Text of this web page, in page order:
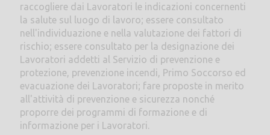
raccogliere dai Lavoratori le indicazioni concernenti
la salute sul luogo di lavoro; essere consultato
nell'individuazione e nella valutazione dei fattori di
rischio; essere consultato per la designazione dei
Lavoratori addetti al Servizio di prevenzione e
protezione, prevenzione incendi, Primo Soccorso ed
evacuazione dei Lavoratori; fare proposte in merito
all'attività di prevenzione e sicurezza nonché
proporre dei programmi di formazione e di
informazione per i Lavoratori.